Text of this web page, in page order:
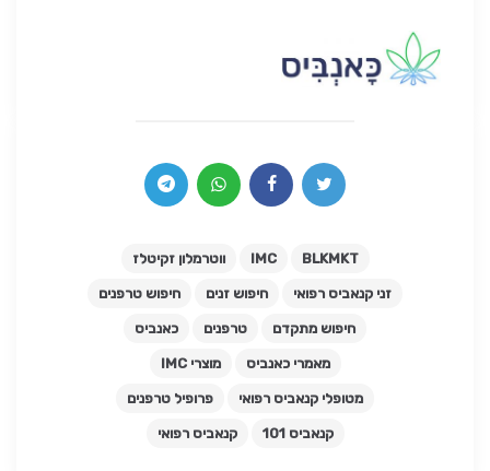
BLKMKT
IMC ווטרמלון זקיטלז
זני קנאביס רפואי חיפוש זנים חיפוש טרפנים
חיפוש מתקדם טרפנים כאנביס
מאמרי כאנביס מוצרי IMC
מטופלי קנאביס רפואי פרופיל טרפנים
קנאביס 101 קנאביס רפואי